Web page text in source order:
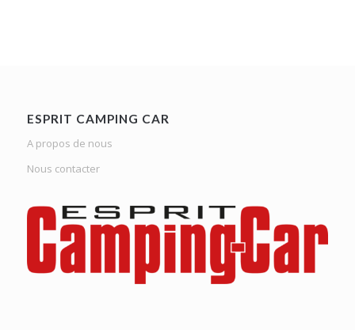
ESPRIT CAMPING CAR
A propos de nous
Nous contacter